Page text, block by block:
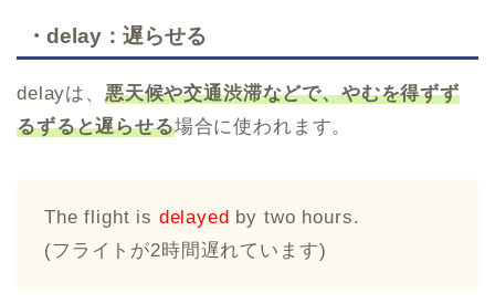
・delay：遅らせる
delayは、 悪天候や交通渋滞などで、やむを得ずず
るずると遅らせる場合に使われます。
The flight is delayed by two hours.
(フライトが2時間遅れています)